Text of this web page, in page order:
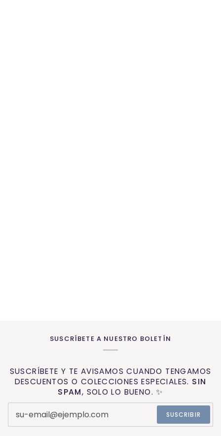
SUSCRÍBETE A NUESTRO BOLETÍN
SUSCRÍBETE Y TE AVISAMOS CUANDO TENGAMOS
DESCUENTOS O COLECCIONES ESPECIALES. SIN
SPAM, SOLO LO BUENO. ✨
SUSCRIBIR